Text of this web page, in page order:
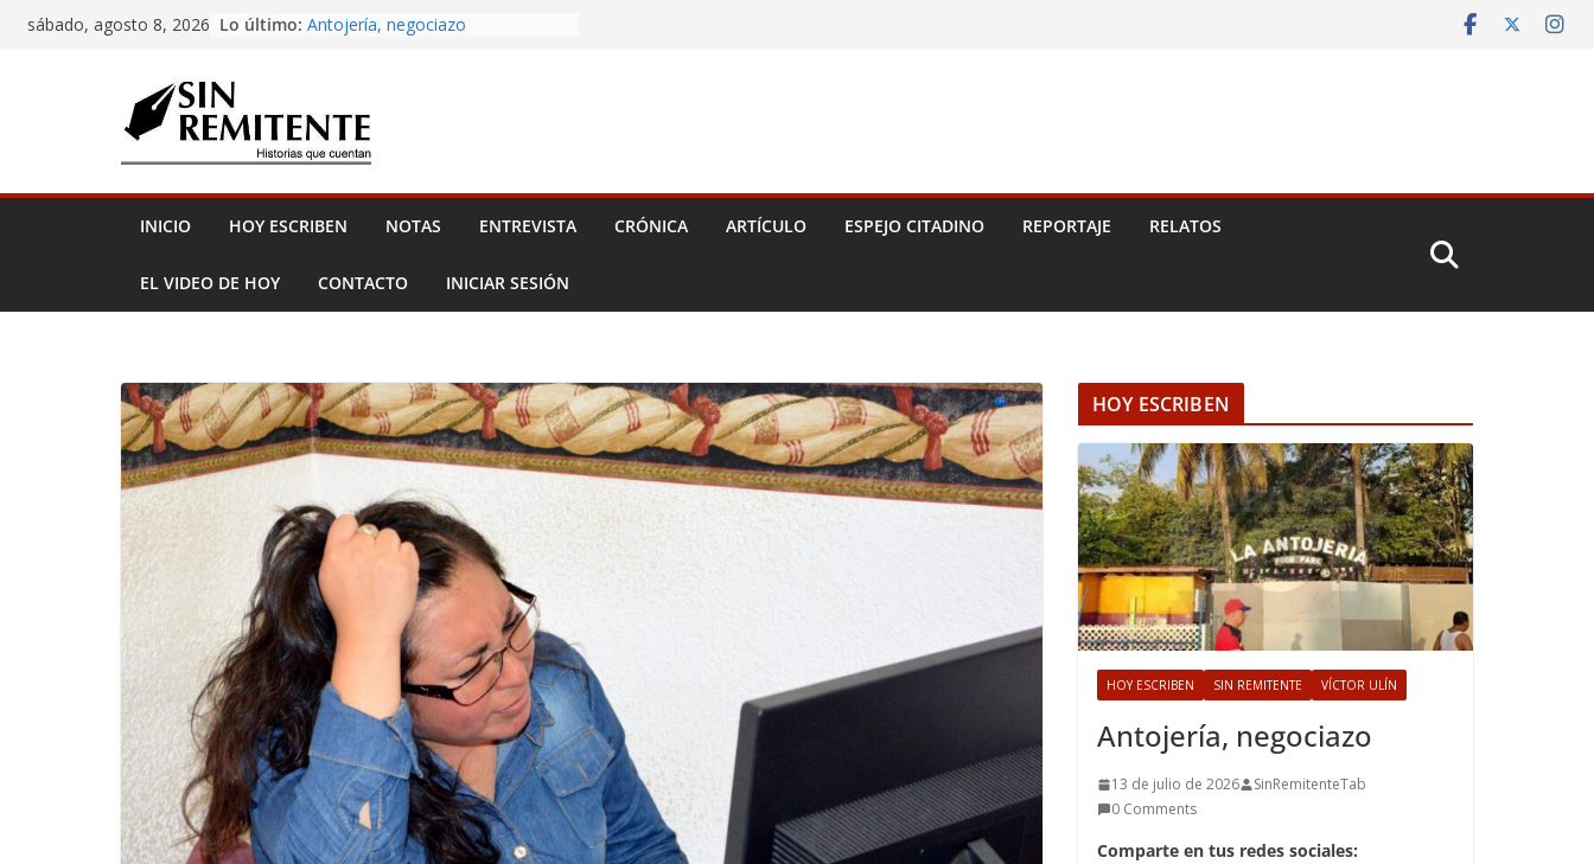
Skipsábado, agosto 8, 2026 Lo último:
Amor eterno
Antojería, negociazo
INICIO HOY ESCRIBEN NOTAS ENTREVISTA CRÓNICA ARTÍCULO ESPEJO CITADINO REPORTAJE RELATOS
EL VIDEO DE HOY CONTACTO INICIAR SESIÓN
HOY ESCRIBEN
HOY ESCRIBEN SIN REMITENTE VÍCTOR ULÍN
Antojería, negociazo
13 de julio de 2026
SinRemitenteTab
0 Comments
Comparte en tus redes sociales: